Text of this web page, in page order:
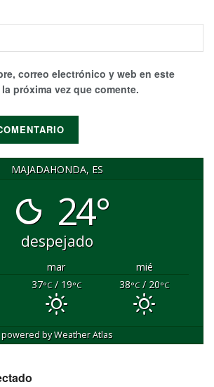
correo electrónico y web en este
próxima vez que comente.
MAJADAHONDA, ES
24°
despejado
mar
mié
37°C/ 19°C 38°C/ 20°C
powered byWeather Atlas